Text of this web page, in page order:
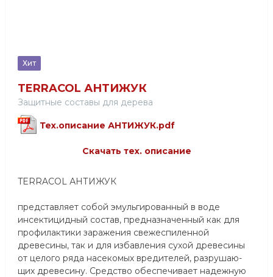
Хит
TERRACOL АНТИЖУК
Защитные составы для дерева
Тех.описание АНТИЖУК.pdf
Скачать тех. описание
TERRACOL АНТИЖУК
представляет собой эмульгированный в воде
инсектицидный состав, предназначенный как для
профилактики заражения свежеспиленной
древесины, так и для избавления сухой древесины
от целого ряда насекомых вредителей, разрушаю-
щих древесину. Средство обеспечивает надежную